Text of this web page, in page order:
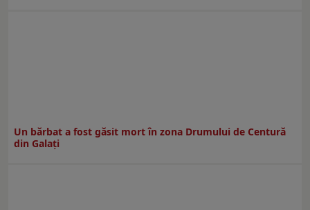
Un bărbat a fost găsit mort în zona Drumului de Centură
din Galați